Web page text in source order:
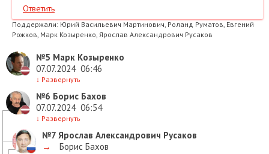
Ответить
Поддержали: Юрий Васильевич Мартинович, Роланд Руматов, Евгений
Рожков, Марк Козыренко, Ярослав Александрович Русаков
№5 Марк Козыренко
07.07.2024 06:46
↓ Развернуть
№6 Борис Бахов
07.07.2024 06:54
↓ Развернуть
№7 Ярослав Александрович Русаков
→
Борис Бахов